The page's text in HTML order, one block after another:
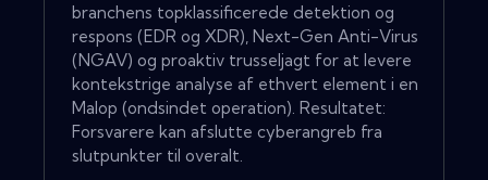
branchens topklassificerede detektion og
respons (EDR og XDR), Next-Gen Anti-Virus
(NGAV) og proaktiv trusseljagt for at levere
kontekstrige analyse af ethvert element i en
Malop (ondsindet operation). Resultatet:
Forsvarere kan afslutte cyberangreb fra
slutpunkter til overalt.